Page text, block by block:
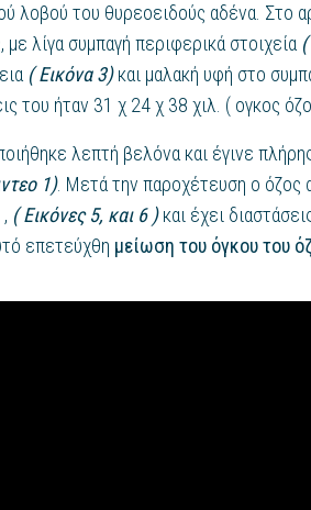
λοβού του θυρεοειδούς αδένα. Στο
με λίγα συμπαγή περιφερικά στοιχεία
( Εικόνα 3)και μαλακή υφή στο
του ήταν 31 χ 24 χ 38 χιλ. ( ογκος
λεπτή βελόνα και έγινε
1). Μετά την παροχέτευση ο όζος
( Εικόνες 5, και 6 )και έχει
επετεύχθη μείωση του όγκου του